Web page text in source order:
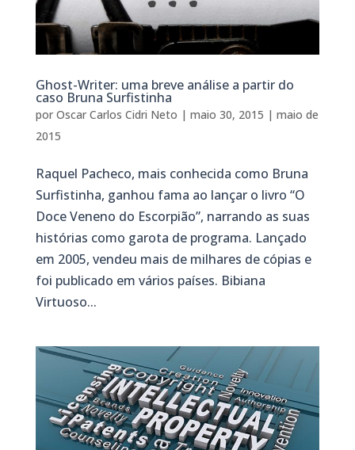
Ghost-Writer: uma breve análise a partir do
caso Bruna Surfistinha
por Oscar Carlos Cidri Neto | maio 30, 2015 | maio de
2015
Raquel Pacheco, mais conhecida como Bruna
Surfistinha, ganhou fama ao lançar o livro “O
Doce Veneno do Escorpião”, narrando as suas
histórias como garota de programa. Lançado
em 2005, vendeu mais de milhares de cópias e
foi publicado em vários países. Bibiana
Virtuoso...